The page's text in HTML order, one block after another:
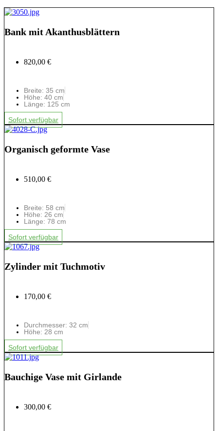
Bank mit Akanthusblättern
820,00 €
Breite: 35 cm
Höhe: 40 cm
Länge: 125 cm
Sofort verfügbar
Organisch geformte Vase
510,00 €
Breite: 58 cm
Höhe: 26 cm
Länge: 78 cm
Sofort verfügbar
Zylinder mit Tuchmotiv
170,00 €
Durchmesser: 32 cm
Höhe: 28 cm
Sofort verfügbar
Bauchige Vase mit Girlande
300,00 €